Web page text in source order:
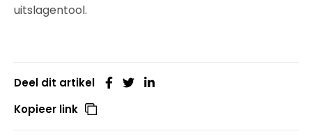
uitslagentool.
Deel dit artikel
Kopieer link